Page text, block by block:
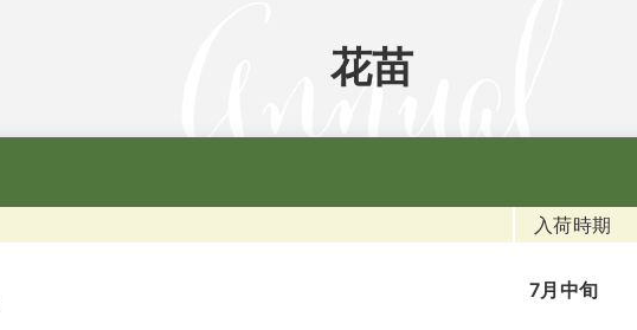
花苗
入荷時期
7月中旬